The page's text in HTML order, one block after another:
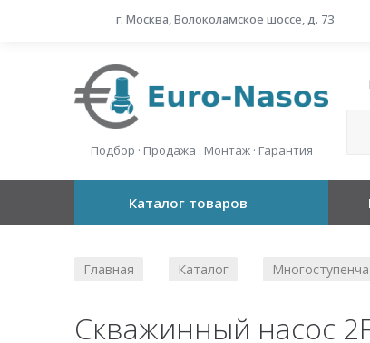
г. Москва, Волоколамское шоссе, д. 73
Подбор · Продажа · Монтаж · Гарантия
Каталог товаров
Главная Каталог
Скважинный насос